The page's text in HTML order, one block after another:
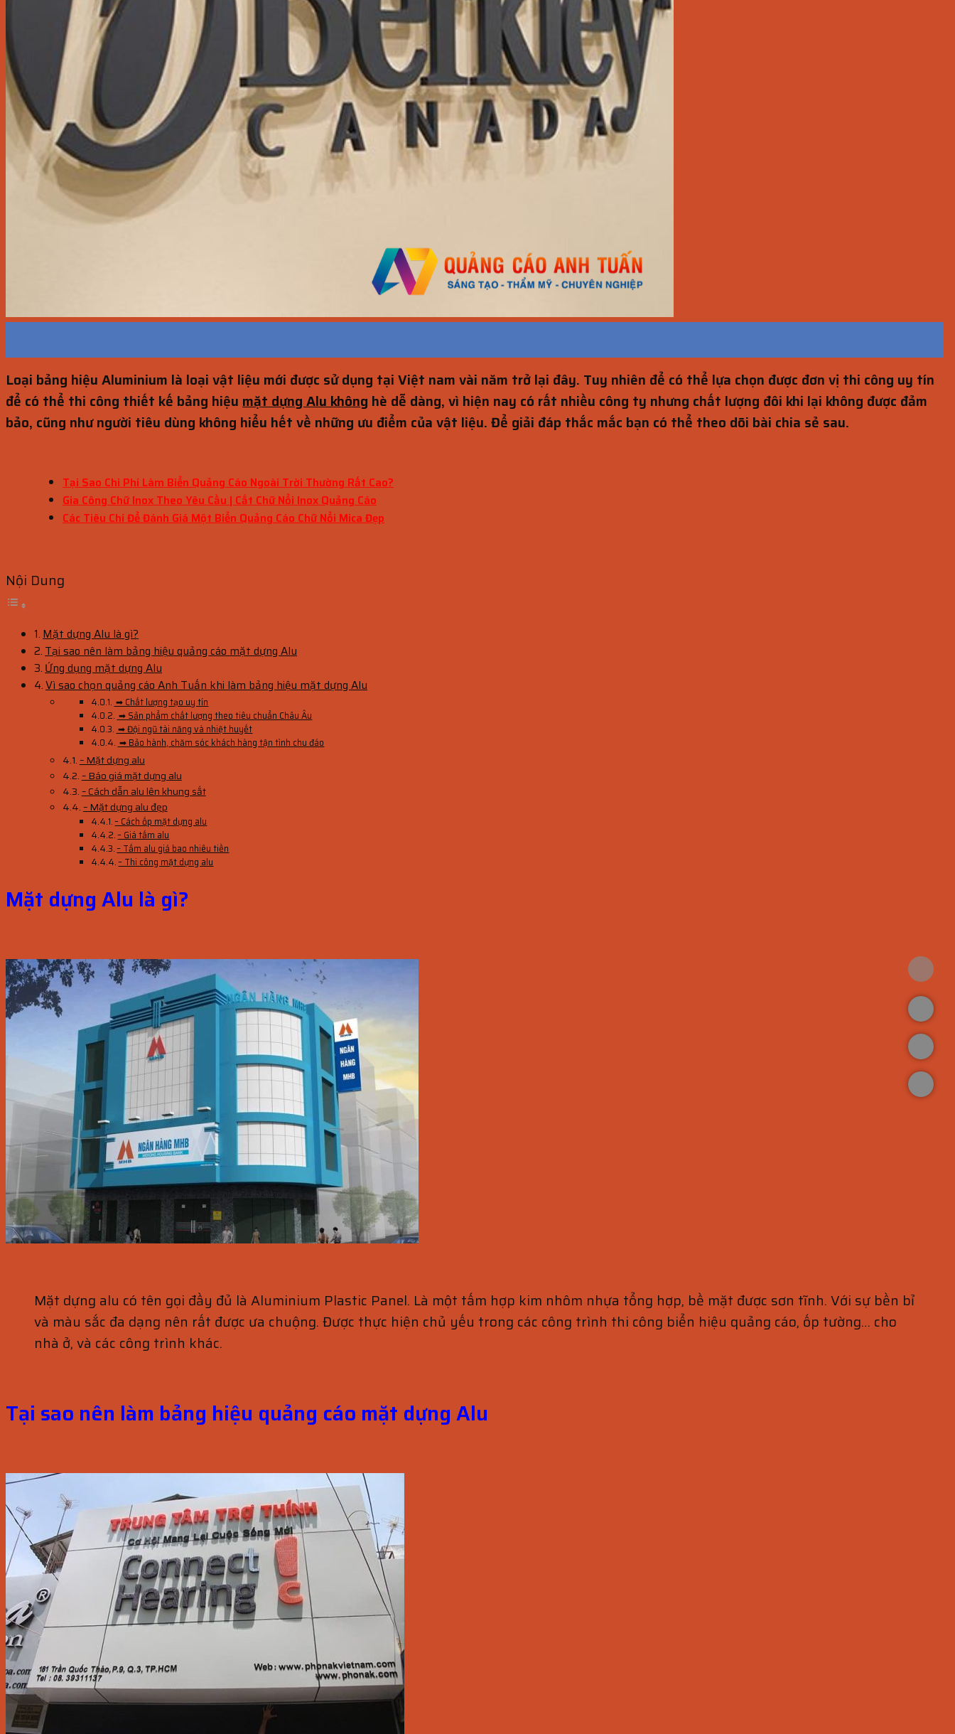
Loại bảng hiệu Aluminium là loại vật liệu mới được sử dụng tại Việt nam vài năm trở lại đây. Tuy nhiên để có thể lựa chọn được đơn vị thi công uy tín
để có thể thi công thiết kế bảng hiệu mặt dựng Alu không hè dễ dàng, vì hiện nay có rất nhiều công ty nhưng chất lượng đôi khi lại không được đảm
bảo, cũng như người tiêu dùng không hiểu hết về những ưu điểm của vật liệu. Để giải đáp thắc mắc bạn có thể theo dõi bài chia sẻ sau.
Tại Sao Chi Phí Làm Biển Quảng Cáo Ngoài Trời Thường Rất Cao?
Gia Công Chữ Inox Theo Yêu Cầu | Cắt Chữ Nổi Inox Quảng Cáo
Các Tiêu Chí Để Đánh Giá Một Biển Quảng Cáo Chữ Nổi Mica Đẹp
Nội Dung
Mặt dựng Alu là gì?
Tại sao nên làm bảng hiệu quảng cáo mặt dựng Alu
Ứng dụng mặt dựng Alu
Vì sao chọn quảng cáo Anh Tuấn khi làm bảng hiệu mặt dựng Alu
➡ Chất lượng tạo uy tín
➡ Sản phẩm chất lượng theo tiêu chuẩn Châu Âu
➡ Đội ngũ tài năng và nhiệt huyết
➡ Bảo hành, chăm sóc khách hàng tận tình chu đáo
– Mặt dựng alu
– Báo giá mặt dựng alu
– Cách dẫn alu lên khung sắt
– Mặt dựng alu đẹp
– Cách ốp mặt dựng alu
– Giá tấm alu
– Tấm alu giá bao nhiêu tiền
– Thi công mặt dựng alu
Mặt dựng Alu là gì?
Mặt dựng alu có tên gọi đầy đủ là Aluminium Plastic Panel. Là một tấm hợp kim nhôm nhựa tổng hợp, bề mặt được sơn tĩnh. Với sự bền bỉ
và màu sắc đa dạng nên rất được ưa chuộng. Được thực hiện chủ yếu trong các công trình thi công biển hiệu quảng cáo, ốp tường… cho
nhà ở, và các công trình khác.
Tại sao nên làm bảng hiệu quảng cáo mặt dựng Alu